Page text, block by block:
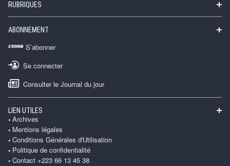
RUBRIQUES
ABONNEMENT
S’abonner
Se connecter
Consulter le Journal du jour
LIEN UTILES
Archives
Mentions légales
Conditions Générales d'Utilisation
Politique de confidentialité
Contact +223 66 13 45 38